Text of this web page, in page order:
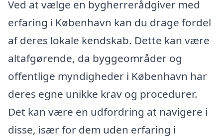
Ved at vælge en bygherrerådgiver med
erfaring i København kan du drage fordel
af deres lokale kendskab. Dette kan være
altafgørende, da byggeområder og
offentlige myndigheder i København har
deres egne unikke krav og procedurer.
Det kan være en udfordring at navigere i
disse, især for dem uden erfaring i